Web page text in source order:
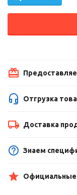
Отгрузка
Доставка
Знаем
Официальные